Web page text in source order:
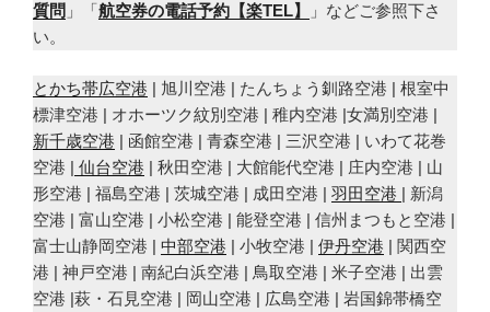
質問 」「航空券の電話予約【楽TEL】
」などご参照下さ
い。
とかち帯広空港 | 旭川空港 | たんちょう釧路空港 | 根室中
標津空港 | オホーツク紋別空港 | 稚内空港 |女満別空港 |
新千歳空港 | 函館空港 | 青森空港 | 三沢空港 | いわて花巻
空港 | 仙台空港 | 秋田空港 | 大館能代空港 | 庄内空港 | 山
形空港 | 福島空港 | 茨城空港 | 成田空港 | 羽田空港 | 新潟
空港 | 富山空港 | 小松空港 | 能登空港 | 信州まつもと空港 |
富士山静岡空港 | 中部空港 | 小牧空港 | 伊丹空港 | 関西空
港 | 神戸空港 | 南紀白浜空港 | 鳥取空港 | 米子空港 | 出雲
空港 |萩・石見空港 | 岡山空港 | 広島空港 | 岩国錦帯橋空